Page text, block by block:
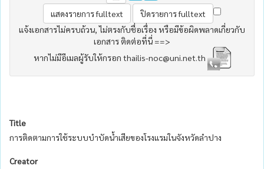
แจ้งเอกสารไม่ครบถ้วน, ไม่ตรงกับชื่อเรื่อง หรือมีข้อผิดพลาดเกี่ยวกับ
เอกสาร ติดต่อที่นี่ ==>
หากไม่มีอีเมลผู้รับให้กรอก thailis-noc@uni.net.th
Title
การติดตามการใช้ระบบบำบัดน้ำเสียของโรงแรมในจังหวัดลำปาง
Creator